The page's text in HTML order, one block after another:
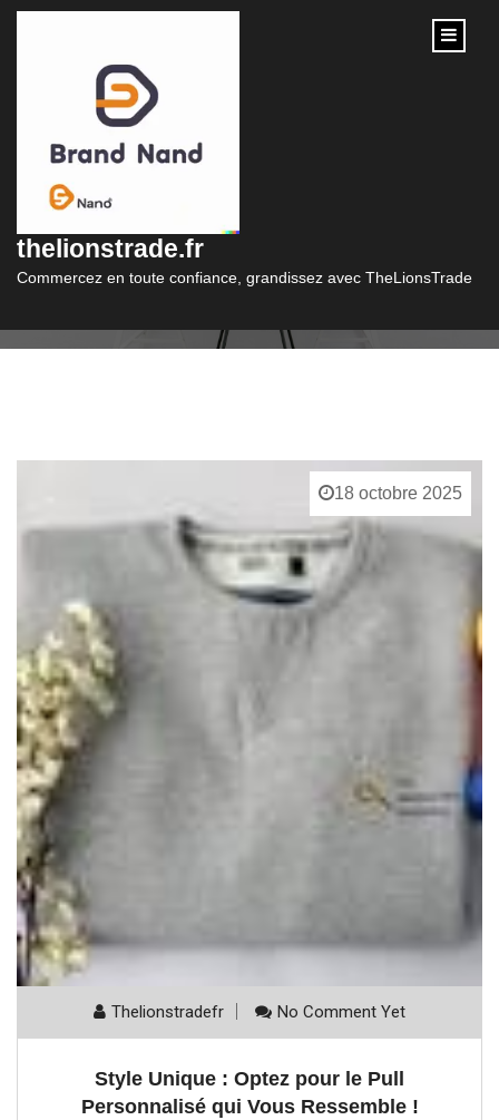
content
thelionstrade.fr
Commercez en toute confiance, grandissez avec TheLionsTrade
18 octobre 2025
Thelionstradefr No Comment Yet
Style Unique : Optez pour le Pull
Personnalisé qui Vous Ressemble !